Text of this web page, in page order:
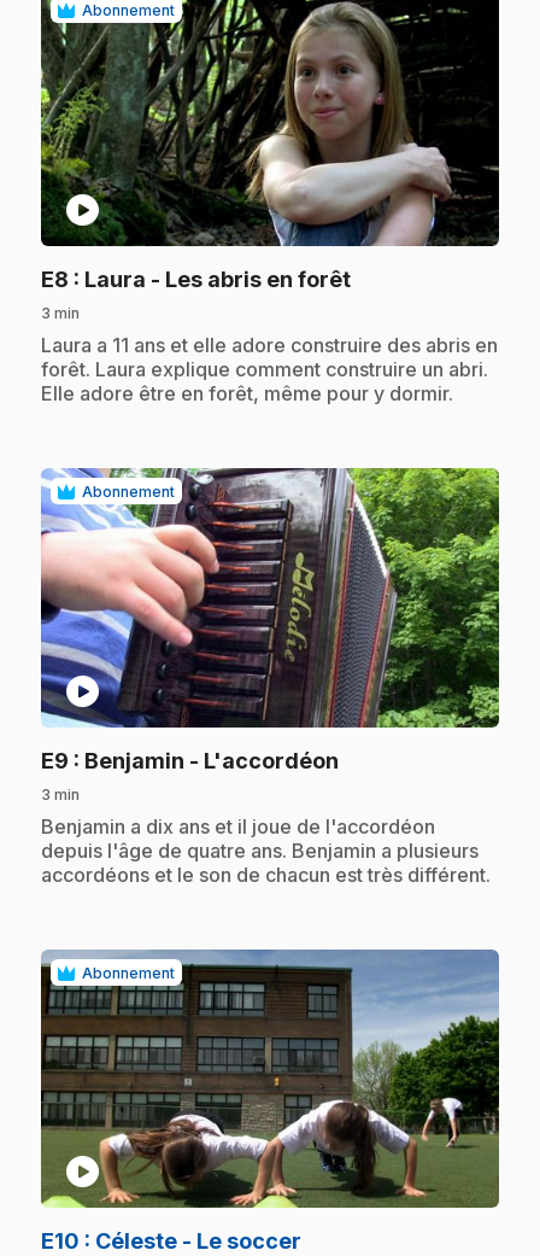
Abonnement
play_circle
E8 : Laura - Les abris en forêt.
3 min
.Laura a 11 ans et elle adore construire des abris en
forêt. Laura explique comment construire un abri.
Elle adore être en forêt, même pour y dormir.
Abonnement
play_circle
E9 : Benjamin - L'accordéon
3 min
.Benjamin a dix ans et il joue de l'accordéon
depuis l'âge de quatre ans. Benjamin a plusieurs
accordéons et le son de chacun est très différent.
Abonnement
play_circle
E10 : Céleste - Le soccer